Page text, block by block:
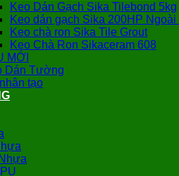
Keo Dán Gạch Sika Tilebond 5kg
Keo dán gạch Sika 200HP
Keo chà ron Sika Tile Grout
Keo Chà Ron Sikaceram 608
MỚI
Dán Tường
tạo